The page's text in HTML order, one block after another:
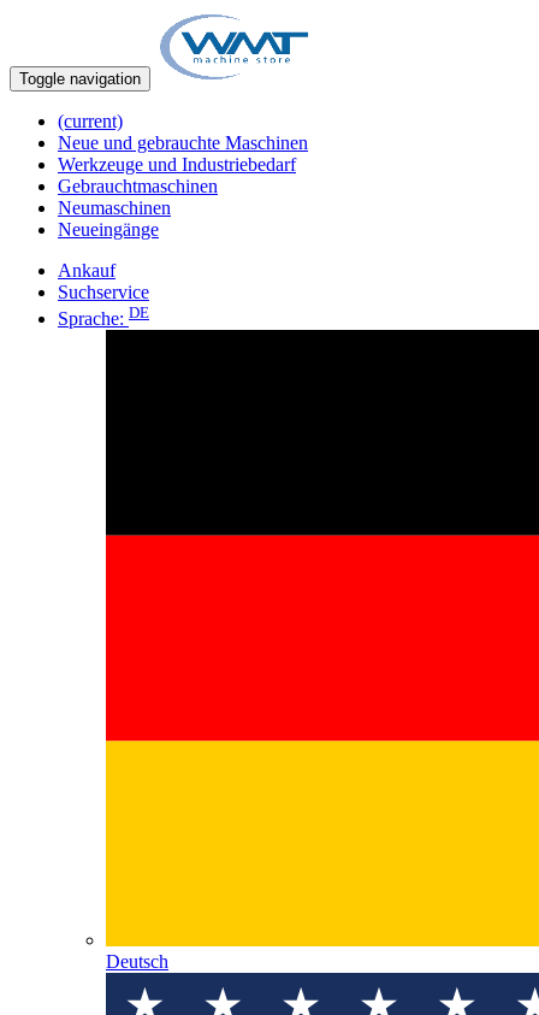
Toggle navigation
(current)
Neue und gebrauchte Maschinen
Werkzeuge und Industriebedarf
Gebrauchtmaschinen
Neumaschinen
Neueingänge
Ankauf
Suchservice
Sprache: DE
Deutsch